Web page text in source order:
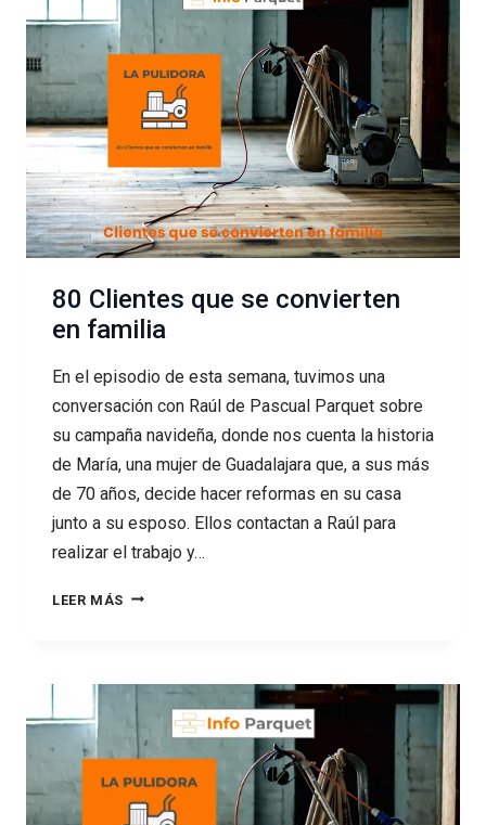
RESPUESTAS
80 Clientes que se convierten
en familia
En el episodio de esta semana, tuvimos una
conversación con Raúl de Pascual Parquet sobre
su campaña navideña, donde nos cuenta la historia
de María, una mujer de Guadalajara que, a sus más
de 70 años, decide hacer reformas en su casa
junto a su esposo. Ellos contactan a Raúl para
realizar el trabajo y…
LEER MÁS 80
SE
CONVIERTEN
EN
FAMILIA